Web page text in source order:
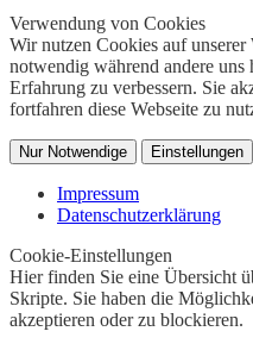
Verwendung von Cookies
Wir nutzen Cookies auf
notwendig während andere uns
Erfahrung zu verbessern. Sie
fortfahren diese Webseite zu
Nur Notwendige Einstellungen
Impressum
Datenschutzerklärung
Cookie-Einstellungen
Hier finden Sie eine Übersicht
Skripte. Sie haben die
akzeptieren oder zu blockieren.